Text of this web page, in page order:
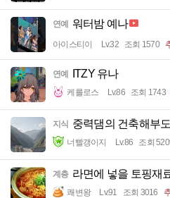
연예 워터밤 예나
아이스티이 Lv.32 조회 1570
연예 ITZY 유나
케를로스 Lv.86 조회 1743
지식 중력댐의 건축해부도
너빨갱이지 Lv.86 조회
계층 라면에 넣을 토핑재
쾌변왕 Lv.91 조회 3016